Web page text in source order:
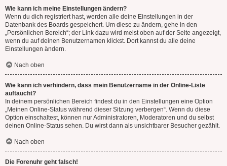
Wie kann ich meine Einstellungen ändern?
Wenn du dich registriert hast, werden alle deine Einstellungen in der
Datenbank des Boards gespeichert. Um diese zu ändern, gehe in den
„Persönlichen Bereich“; der Link dazu wird meist oben auf der Seite angezeigt,
wenn du auf deinen Benutzernamen klickst. Dort kannst du alle deine
Einstellungen ändern.
Nach oben
Wie kann ich verhindern, dass mein Benutzername in der Online-Liste
auftaucht?
In deinem persönlichen Bereich findest du in den Einstellungen eine Option
„Meinen Online-Status während dieser Sitzung verbergen“. Wenn du diese
Option einschaltest, können nur Administratoren, Moderatoren und du selbst
deinen Online-Status sehen. Du wirst dann als unsichtbarer Besucher gezählt.
Nach oben
Die Forenuhr geht falsch!